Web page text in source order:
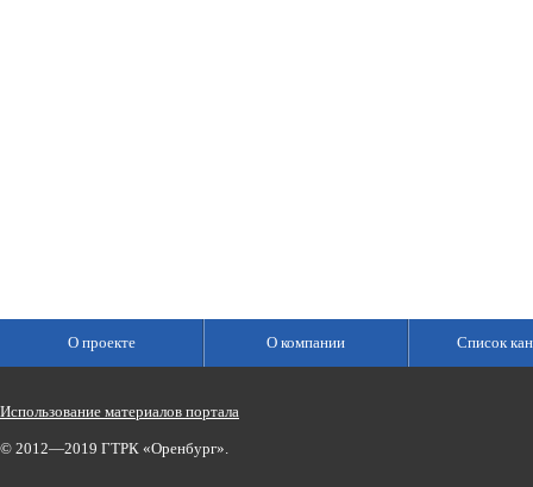
О проекте О компании Список
Использование материалов портала
© 2012—2019 ГТРК «Оренбург».